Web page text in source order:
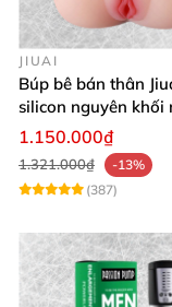
JIUAI
Búp bê bán thân
silicon nguyên khối
âm đạo thật
1.150.000₫
1.321.000₫
-13%
(387)